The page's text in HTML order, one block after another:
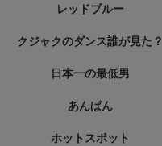
レッドブルー
クジャクのダンス誰が見た？
日本一の最低男
あんぱん
ホットスポット